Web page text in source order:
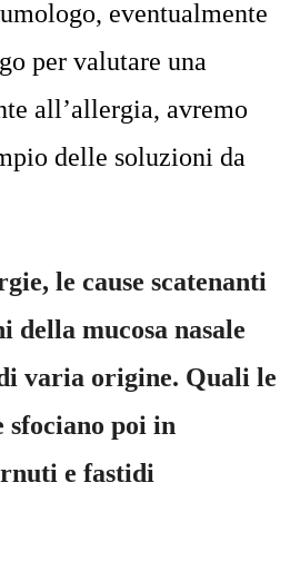
eventualmente
per valutare una
all’allergia, avremo
delle soluzioni da
le cause scatenanti
della mucosa nasale
di varia origine. Quali le
sfociano poi in
e fastidi